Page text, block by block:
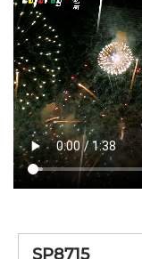
SP8915
SP8921
SP8922
SP8923
SP8715